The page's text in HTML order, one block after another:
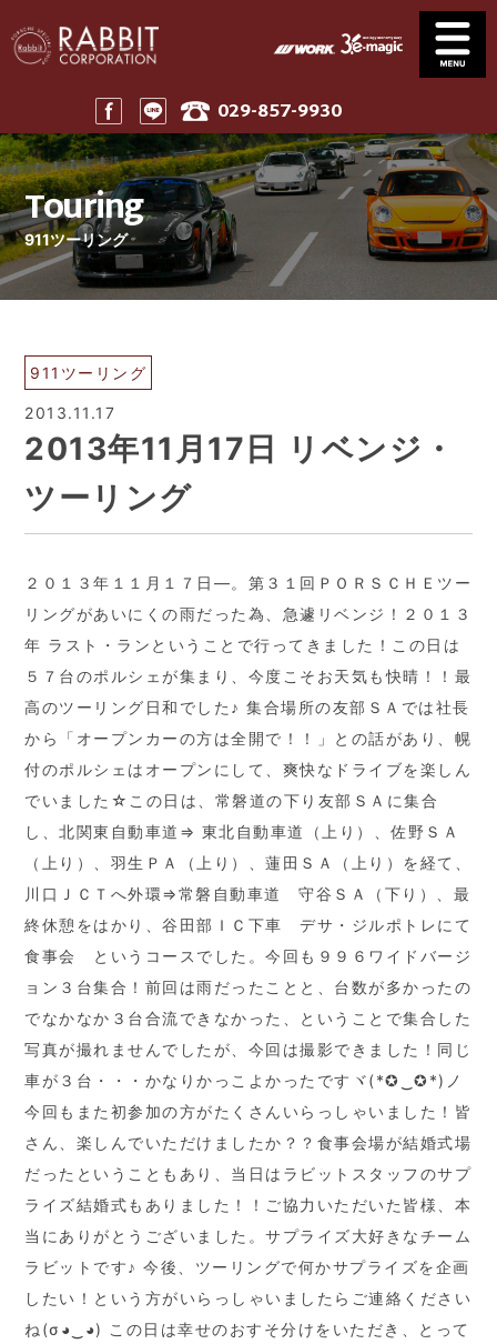
029-857-9930
Service
サービス案内
News
ニュース一覧
Stock
在庫車
Parts
パーツ
Company
会社案内
911 Touring
Home
ホーム
Touring
911ツーリング
911ツーリング
2013.11.17
2013年11月17日 リベンジ・
ツーリング
２０１３年１１月１７日―。第３１回ＰＯＲＳＣＨＥツー
リングがあいにくの雨だった為、急遽リベンジ！２０１３
年 ラスト・ランということで行ってきました！この日は
５７台のポルシェが集まり、今度こそお天気も快晴！！最
高のツーリング日和でした♪ 集合場所の友部ＳＡでは社長
から「オープンカーの方は全開で！！」との話があり、幌
付のポルシェはオープンにして、爽快なドライブを楽しん
でいました☆この日は、常磐道の下り友部ＳＡに集合
し、北関東自動車道⇒ 東北自動車道（上り）、佐野ＳＡ
（上り）、羽生ＰＡ（上り）、蓮田ＳＡ（上り）を経て、
川口ＪＣＴへ外環⇒常磐自動車道 守谷ＳＡ（下り）、最
終休憩をはかり、谷田部ＩＣ下車 デサ・ジルポトレにて
食事会 というコースでした。今回も９９６ワイドバージ
ョン３台集合！前回は雨だったことと、台数が多かったの
でなかなか３台合流できなかった、ということで集合した
写真が撮れませんでしたが、今回は撮影できました！同じ
車が３台・・・かなりかっこよかったですヾ(*✪‿✪*)ノ
今回もまた初参加の方がたくさんいらっしゃいました！皆
さん、楽しんでいただけましたか？？食事会場が結婚式場
だったということもあり、当日はラビットスタッフのサプ
ライズ結婚式もありました！！ご協力いただいた皆様、本
当にありがとうございました。サプライズ大好きなチーム
ラビットです♪ 今後、ツーリングで何かサプライズを企画
したい！という方がいらっしゃいましたらご連絡ください
ね(σ◕‿◕) この日は幸せのおすそ分けをいただき、とって